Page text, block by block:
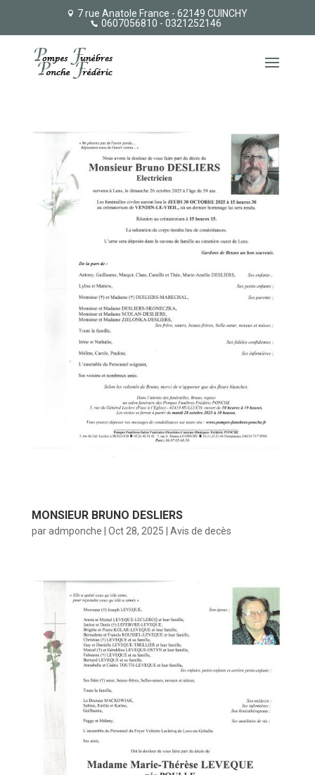
7 rue Anatole France - 62149 CUINCHY
0607056810 - 0321252146
MONSIEUR BRUNO DESLIERS
paradmponche Oct 28, 2025 Avis de decès